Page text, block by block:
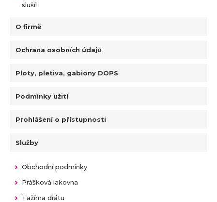
sluší!
O firmě
Ochrana osobních údajů
Ploty, pletiva, gabiony DOPS
Podmínky užití
Prohlášení o přístupnosti
Služby
Obchodní podmínky
Prášková lakovna
Tažírna drátu